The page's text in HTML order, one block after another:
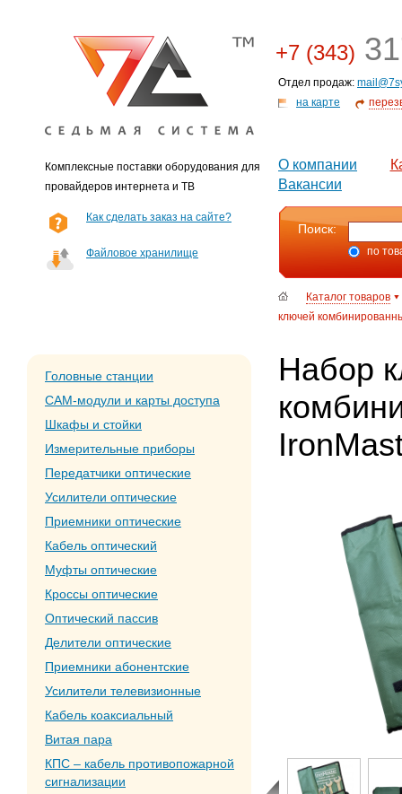
Комплексные поставки оборудования для
провайдеров интернета и ТВ
+7 (343)
Отдел продаж:
на карте
О компании
Вакансии
Как сделать заказ на сайте?
Файловое хранилище
Поиск:
по
Каталог товаров
ключей
Головные станции
CAM-модули и карты доступа
Шкафы и стойки
Измерительные приборы
Передатчики оптические
Усилители оптические
Приемники оптические
Кабель оптический
Муфты оптические
Кроссы оптические
Оптический пассив
Делители оптические
Приемники абонентские
Усилители телевизионные
Кабель коаксиальный
Витая пара
КПС – кабель противопожарной
сигнализации
Набор